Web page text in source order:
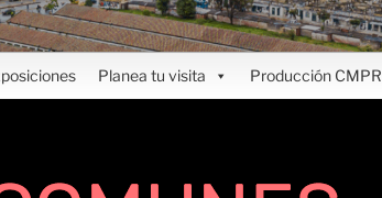
Planea tu visita Producción CMPR